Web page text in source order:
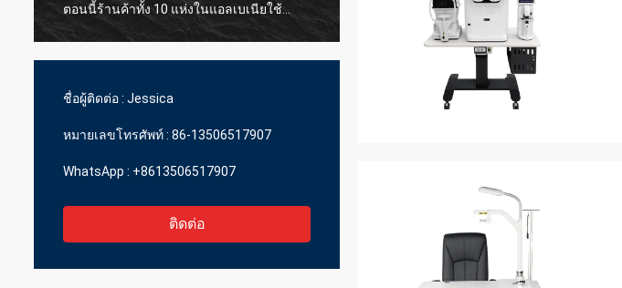
ตอนนี้ร้านค้าทั้ง 10 แห่งในแอลเบเนียใช้
JingGong Optical เท่านั้นแม้แต่ชิ้นส่วนเล็ก ๆ
แบบมืออาชีพที่แท้จริงเพื่อแก้ปัญหาของเรา
ซัพพลายเออร์ที่แนะนำ!
ชื่อผู้ติดต่อ : Jessica
หมายเลขโทรศัพท์ : 86-13506517907
WhatsApp : +8613506517907
ติดต่อ